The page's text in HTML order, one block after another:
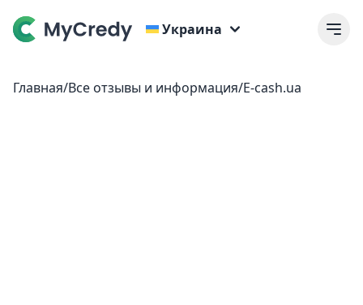
Украина
Главная/Все отзывы и информация/E-cash.ua